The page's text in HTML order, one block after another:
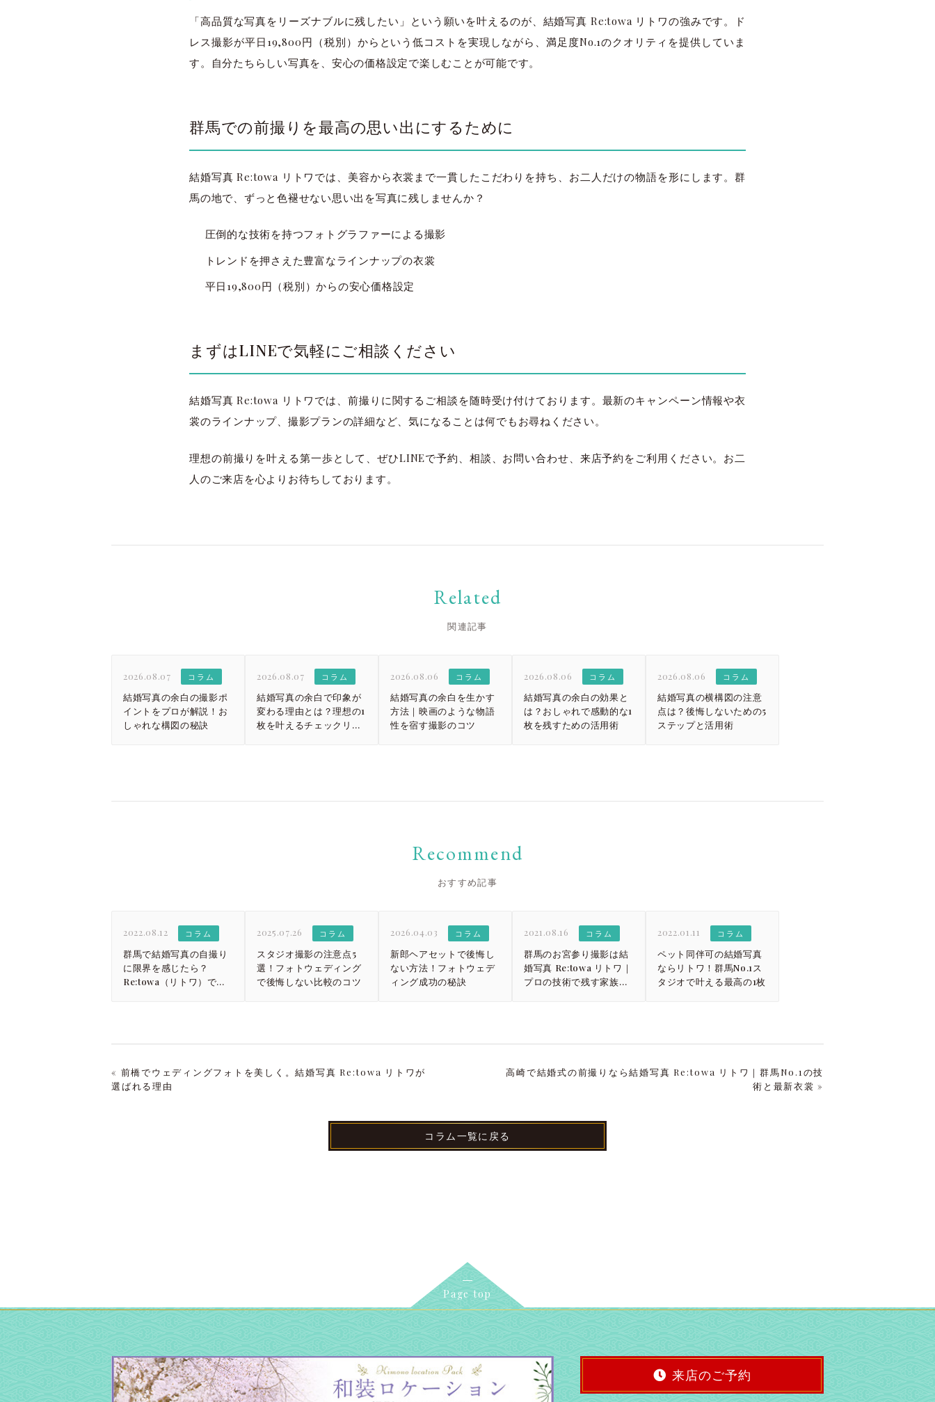
「高品質な写真をリーズナブルに残したい」という願いを叶えるのが、結婚写真 Re:towa リトワの強みです。ド
レス撮影が平日19,800円（税別）からという低コストを実現しながら、満足度No.1のクオリティを提供していま
す。自分たちらしい写真を、安心の価格設定で楽しむことが可能です。
群馬での前撮りを最高の思い出にするために
結婚写真 Re:towa リトワでは、美容から衣裳まで一貫したこだわりを持ち、お二人だけの物語を形にします。群
馬の地で、ずっと色褪せない思い出を写真に残しませんか？
圧倒的な技術を持つフォトグラファーによる撮影
トレンドを押さえた豊富なラインナップの衣裳
平日19,800円（税別）からの安心価格設定
まずはLINEで気軽にご相談ください
結婚写真 Re:towa リトワでは、前撮りに関するご相談を随時受け付けております。最新のキャンペーン情報や衣
裳のラインナップ、撮影プランの詳細など、気になることは何でもお尋ねください。
理想の前撮りを叶える第一歩として、ぜひLINEで予約、相談、お問い合わせ、来店予約をご利用ください。お二
人のご来店を心よりお待ちしております。
Related
関連記事
2026.08.07 コラム
結婚写真の余白の撮影ポ
イントをプロが解説！お
しゃれな構図の秘訣
2026.08.07 コラム
結婚写真の余白で印象が
変わる理由とは？理想の1
枚を叶えるチェックリス
2026.08.06 コラム
結婚写真の余白を生かす
方法｜映画のような物語
性を宿す撮影のコツ
2026.08.06 コラム
結婚写真の余白の効果と
は？おしゃれで感動的な1
枚を残すための活用術
2026.08.06 コラム
結婚写真の横構図の注意
点は？後悔しないための5
ステップと活用術
Recommend
おすすめ記事
2022.08.12 コラム
群馬で結婚写真の自撮り
に限界を感じたら？
Re:towa（リトワ）で叶
2025.07.26 コラム
スタジオ撮影の注意点5
選！フォトウェディング
で後悔しない比較のコツ
2026.04.03 コラム
新郎ヘアセットで後悔し
ない方法！フォトウェデ
ィング成功の秘訣
2021.08.16 コラム
群馬のお宮参り撮影は結
婚写真 Re:towa リトワ｜
プロの技術で残す家族の
2022.01.11 コラム
ペット同伴可の結婚写真
ならリトワ！群馬No.1ス
タジオで叶える最高の1枚
« 前橋でウェディングフォトを美しく。結婚写真 Re:towa リトワが
選ばれる理由
高崎で結婚式の前撮りなら結婚写真 Re:towa リトワ｜群馬No.1の技
術と最新衣裳 »
コラム一覧に戻る
Page top
来店のご予約